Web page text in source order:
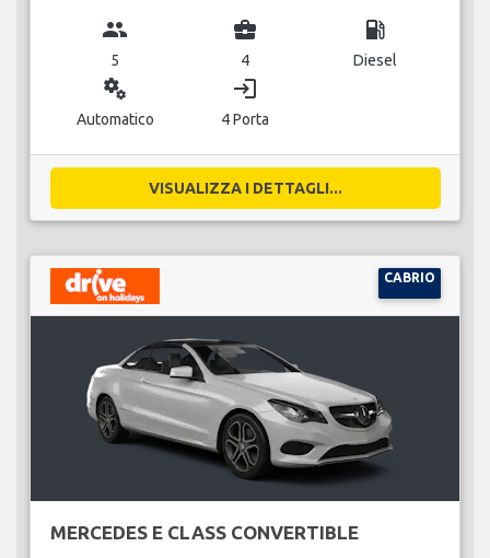
group
5
business_center
4
local_gas_station
Diesel
miscellaneous_services
Automatico
login
4 Porta
VISUALIZZA I DETTAGLI...
CABRIO
MERCEDES E CLASS CONVERTIBLE